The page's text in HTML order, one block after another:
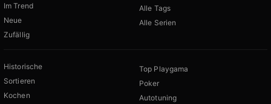
Im Trend
Neue
Zufällig
Alle Tags
Alle Serien
Historische
Sortieren
Kochen
Top Playgama
Poker
Autotuning